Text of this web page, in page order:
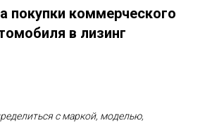
покупки коммерческого
в лизинг
с маркой, моделью,